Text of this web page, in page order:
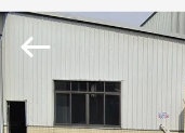
HUIS
Bouncia
Inflatables
Factory.
Reserved.